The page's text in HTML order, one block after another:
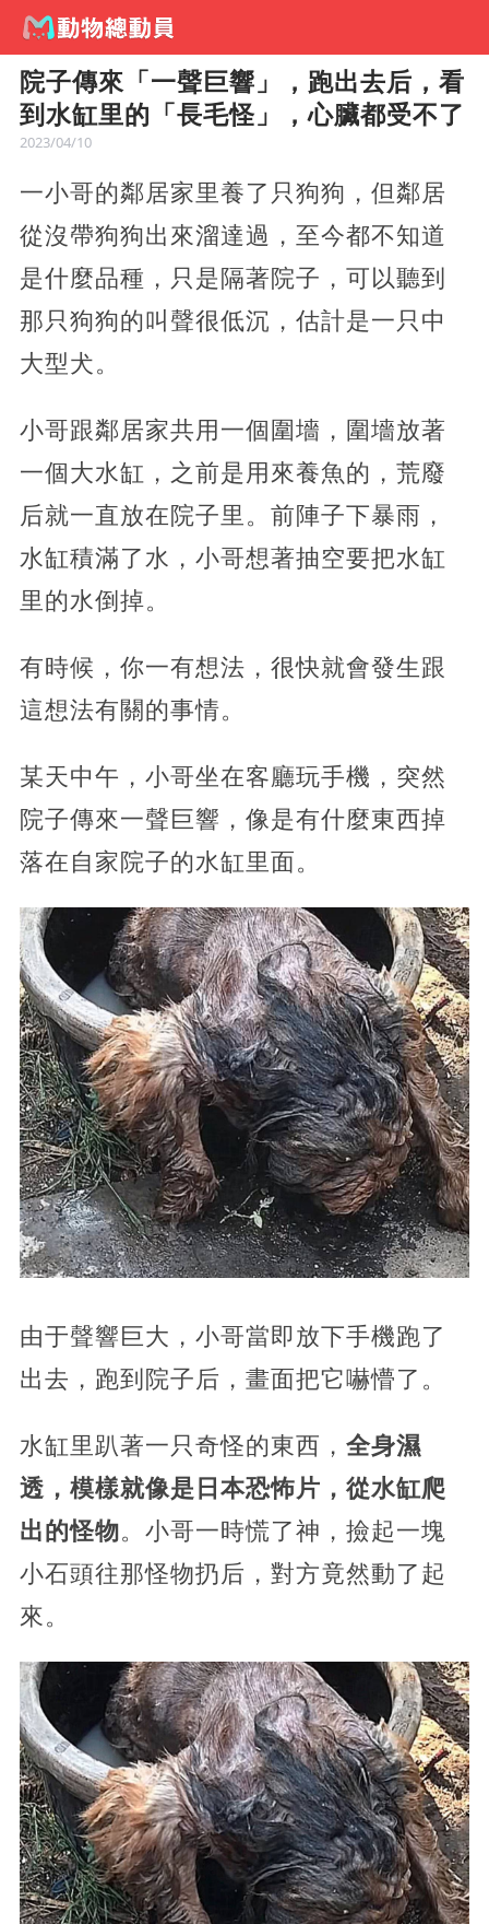
院子傳來「一聲巨響」，跑出去后，看
到水缸里的「長毛怪」，心臟都受不了
2023/04/10
一小哥的鄰居家里養了只狗狗，但鄰居
從沒帶狗狗出來溜達過，至今都不知道
是什麼品種，只是隔著院子，可以聽到
那只狗狗的叫聲很低沉，估計是一只中
大型犬。
小哥跟鄰居家共用一個圍墻，圍墻放著
一個大水缸，之前是用來養魚的，荒廢
后就一直放在院子里。前陣子下暴雨，
水缸積滿了水，小哥想著抽空要把水缸
里的水倒掉。
有時候，你一有想法，很快就會發生跟
這想法有關的事情。
某天中午，小哥坐在客廳玩手機，突然
院子傳來一聲巨響，像是有什麼東西掉
落在自家院子的水缸里面。
由于聲響巨大，小哥當即放下手機跑了
出去，跑到院子后，畫面把它嚇懵了。
水缸里趴著一只奇怪的東西， 全身濕
透，模樣就像是日本恐怖片，從水缸爬
出的怪物。小哥一時慌了神，撿起一塊
小石頭往那怪物扔后，對方竟然動了起
來。